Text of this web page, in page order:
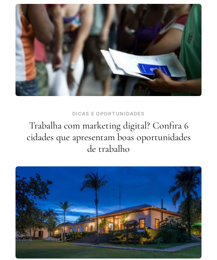
DICAS E OPORTUNIDADES
Trabalha com marketing digital? Confira 6
cidades que apresentam boas oportunidades
de trabalho